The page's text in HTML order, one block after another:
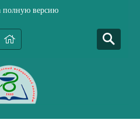
полную версию